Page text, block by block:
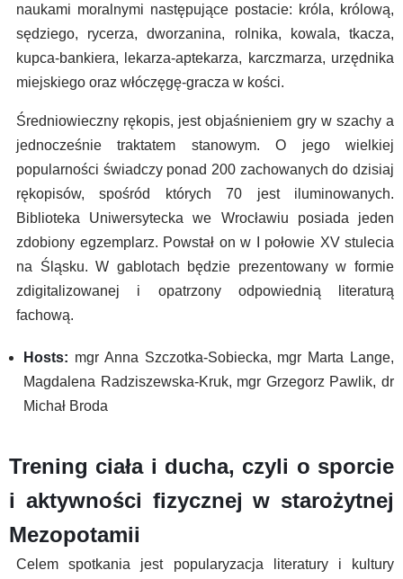
naukami moralnymi następujące postacie: króla, królową,
sędziego, rycerza, dworzanina, rolnika, kowala, tkacza,
kupca-bankiera, lekarza-aptekarza, karczmarza, urzędnika
miejskiego oraz włóczęgę-gracza w kości.
Średniowieczny rękopis, jest objaśnieniem gry w szachy a
jednocześnie traktatem stanowym. O jego wielkiej
popularności świadczy ponad 200 zachowanych do dzisiaj
rękopisów, spośród których 70 jest iluminowanych.
Biblioteka Uniwersytecka we Wrocławiu posiada jeden
zdobiony egzemplarz. Powstał on w I połowie XV stulecia
na Śląsku. W gablotach będzie prezentowany w formie
zdigitalizowanej i opatrzony odpowiednią literaturą
fachową.
Hosts: mgr Anna Szczotka-Sobiecka, mgr Marta Lange,
Magdalena Radziszewska-Kruk, mgr Grzegorz Pawlik, dr
Michał Broda
Trening ciała i ducha, czyli o sporcie
i aktywności fizycznej w starożytnej
Mezopotamii
Celem spotkania jest popularyzacja literatury i kultury